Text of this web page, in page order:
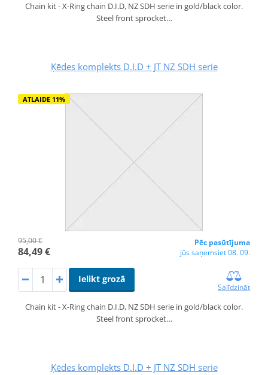
Chain kit - X-Ring chain D.I.D, NZ SDH serie in gold/black color.
Steel front sprocket…
Ķēdes komplekts D.I.D + JT NZ SDH serie
ATLAIDE 11%
95,00 €
84,49 €
Pēc pasūtījuma
jūs saņemsiet 08. 09.
Ielikt grozā
Salīdzināt
Chain kit - X-Ring chain D.I.D, NZ SDH serie in gold/black color.
Steel front sprocket…
Ķēdes komplekts D.I.D + JT NZ SDH serie